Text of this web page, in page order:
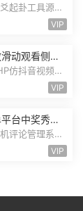
源码
起卦工具源
VIP
动观看侧栏
源码
仿抖音视频播
VIP
台中奖秀晒
单源码
评论管理系统
VIP